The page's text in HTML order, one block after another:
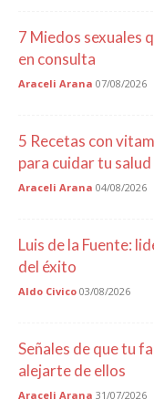
7 Miedos sexuales
en consulta
Araceli Arana 07/08/2026
5 Recetas con
para cuidar tu salud
Araceli Arana 04/08/2026
Luis de la Fuente:
del éxito
Aldo Civico 03/08/2026
Señales de que tu
alejarte de ellos
Araceli Arana 31/07/2026